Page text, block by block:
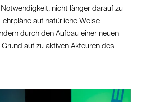
nicht länger darauf zu
auf natürliche Weise
durch den Aufbau einer neuen
Grund auf zu aktiven Akteuren des